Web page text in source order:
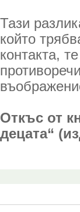
Тази
който
контакта,
Откъс от
децата“